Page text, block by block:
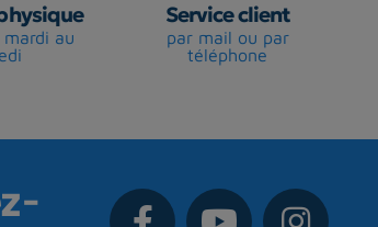
au
Service client
par mail ou par
téléphone